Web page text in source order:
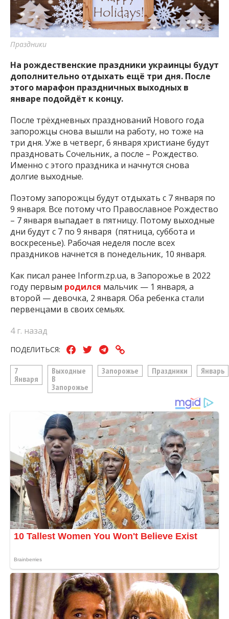
важную информацию о событиях
города Запорожья и области.
Праздники
На рождественские праздники украинцы будут
дополнительно отдыхать ещё три дня. После
этого марафон праздничных выходных в
январе подойдёт к концу.
После трёхдневных празднований Нового года
запорожцы снова вышли на работу, но тоже на
три дня. Уже в четверг, 6 января христиане будут
праздновать Сочельник, а после – Рождество.
Именно с этого праздника и начнутся снова
долгие выходные.
Поэтому запорожцы будут отдыхать с 7 января по
9 января. Все потому что Православное Рождество
– 7 января выпадает в пятницу. Потому выходные
дни будут с 7 по 9 января (пятница, суббота и
воскресенье). Рабочая неделя после всех
праздников начнется в понедельник, 10 января.
Как писал ранее Inform.zp.ua, в Запорожье в 2022
году первым родился мальчик — 1 января, а
второй — девочка, 2 января. Оба ребенка стали
первенцами в своих семьях.
4 г. назад
ПОДЕЛИТЬСЯ:
7
Января
Выходные
В
Запорожье
Запорожье Праздники Январь